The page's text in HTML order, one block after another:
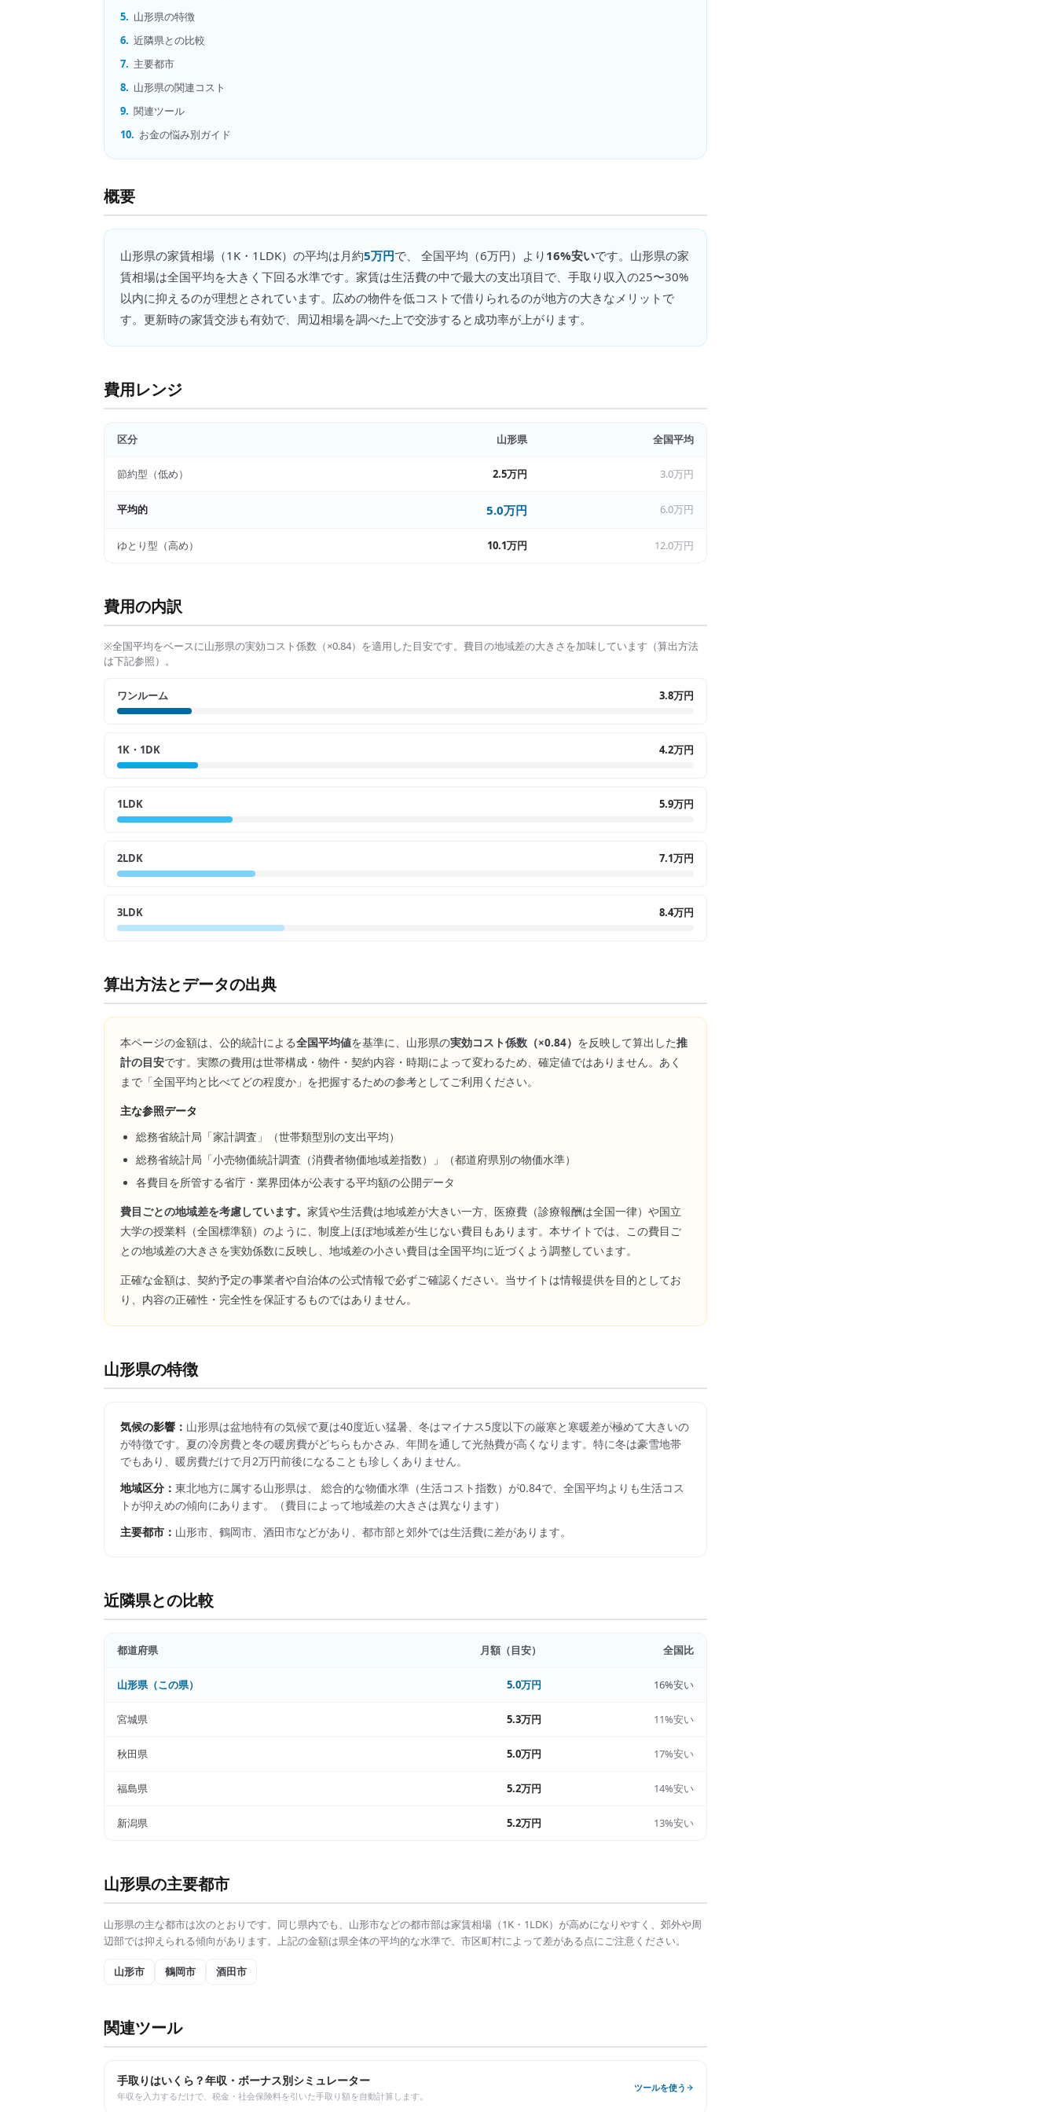
5. 山形県の特徴
6. 近隣県との比較
7. 主要都市
8. 山形県の関連コスト
9. 関連ツール
10. お金の悩み別ガイド
概要
山形県の家賃相場（1K・1LDK） の平均は月約5万円で、 全国平均（6万円）より 16%安いです。 山形県の家
賃相場は全国平均を大きく下回る水準です。家賃は生活費の中で最大の支出項目で、手取り収入の25〜30%
以内に抑えるのが理想とされています。広めの物件を低コストで借りられるのが地方の大きなメリットで
す。更新時の家賃交渉も有効で、周辺相場を調べた上で交渉すると成功率が上がります。
費用レンジ
区分 山形県 全国平均
節約型（低め） 2.5万円 3.0万円
平均的 5.0万円 6.0万円
ゆとり型（高め） 10.1万円 12.0万円
費用の内訳
※全国平均をベースに山形県の実効コスト係数（×0.84）を適用した目安です。費目の地域差の大きさを加味しています（算出方法
は下記参照）。
ワンルーム 3.8万円
1K・1DK 4.2万円
1LDK 5.9万円
2LDK 7.1万円
3LDK 8.4万円
算出方法とデータの出典
本ページの金額は、公的統計による全国平均値を基準に、 山形県の実効コスト係数（×0.84） を反映して算出した推
計の目安です。実際の費用は世帯構成・物件・契約内容・時期によって変わるため、確定値ではありません。あく
まで「全国平均と比べてどの程度か」を把握するための参考としてご利用ください。
主な参照データ
総務省統計局「家計調査」（世帯類型別の支出平均）
総務省統計局「小売物価統計調査（消費者物価地域差指数）」（都道府県別の物価水準）
各費目を所管する省庁・業界団体が公表する平均額の公開データ
費目ごとの地域差を考慮しています。 家賃や生活費は地域差が大きい一方、医療費（診療報酬は全国一律）や国立
大学の授業料（全国標準額）のように、制度上ほぼ地域差が生じない費目もあります。本サイトでは、この費目ご
との地域差の大きさを実効係数に反映し、地域差の小さい費目は全国平均に近づくよう調整しています。
正確な金額は、契約予定の事業者や自治体の公式情報で必ずご確認ください。当サイトは情報提供を目的としてお
り、内容の正確性・完全性を保証するものではありません。
山形県の特徴
気候の影響： 山形県は盆地特有の気候で夏は40度近い猛暑、冬はマイナス5度以下の厳寒と寒暖差が極めて大きいの
が特徴です。夏の冷房費と冬の暖房費がどちらもかさみ、年間を通して光熱費が高くなります。特に冬は豪雪地帯
でもあり、暖房費だけで月2万円前後になることも珍しくありません。
地域区分： 東北地方に属する山形県は、 総合的な物価水準（生活コスト指数）が0.84で、 全国平均よりも生活コス
トが抑えめの傾向にあります。
（費目によって地域差の大きさは異なります）
主要都市： 山形市、鶴岡市、酒田市などがあり、都市部と郊外では生活費に差があります。
近隣県との比較
都道府県 月額（目安） 全国比
山形県（この県） 5.0万円 16%安い
宮城県 5.3万円 11%安い
秋田県 5.0万円 17%安い
福島県 5.2万円 14%安い
新潟県 5.2万円 13%安い
山形県の主要都市
山形県の主な都市は次のとおりです。同じ県内でも、 山形市などの都市部は家賃相場（1K・1LDK） が高めになりやすく、郊外や周
辺部では抑えられる傾向があります。上記の金額は県全体の平均的な水準で、市区町村によって差がある点にご注意ください。
山形市 鶴岡市 酒田市
関連ツール
手取りはいくら？年収・ボーナス別シミュレーター
年収を入力するだけで、税金・社会保険料を引いた手取り額を自動計算します。
ツールを使う